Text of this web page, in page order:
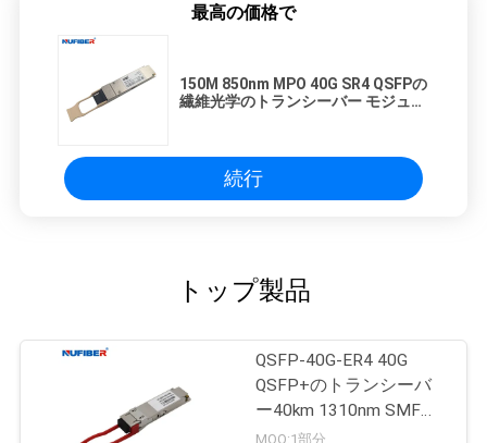
最高の価格で
150M 850nm MPO 40G SR4 QSFPの
繊維光学のトランシーバー モジュー
続行
トップ製品
QSFP-40G-ER4 40G
QSFP+のトランシーバ
ー40km 1310nm SMF
DDM FCCは承認した
MOQ:1部分